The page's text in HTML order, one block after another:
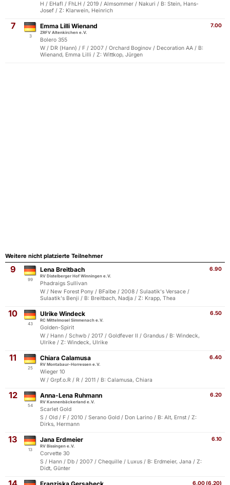
H / EHafl / FhLH / 2019 / Almsommer / Nakuri / B: Stein, Hans-
Josef / Z: Klarwein, Heinrich
7
3
7.00
Emma Lilli Wienand
ZRFV Altenkirchen e.V.
Bolero 355
W / DR (Hann) / F / 2007 / Orchard Boginov / Decoration AA / B:
Wienand, Emma Lilli / Z: Wittkop, Jürgen
Weitere nicht platzierte Teilnehmer
9
99
6.90
Lena Breitbach
RV Distelberger Hof Winningen e.V.
Phadraigs Sullivan
W / New Forest Pony / BFalbe / 2008 / Sulaatik's Versace /
Sulaatik's Benji / B: Breitbach, Nadja / Z: Krapp, Thea
10
43
6.50
Ulrike Windeck
RC Mittelmosel Simmenach e.V.
Golden-Spirit
W / Hann / Schwb / 2017 / Goldfever II / Grandus / B: Windeck,
Ulrike / Z: Windeck, Ulrike
11
25
6.40
Chiara Calamusa
RV Montabaur-Horressen e.V.
Wieger 10
W / Grpf.o.R / R / 2011 / B: Calamusa, Chiara
12
54
6.20
Anna-Lena Ruhmann
RV Kannenbäckerland e.V.
Scarlet Gold
S / Old / F / 2010 / Serano Gold / Don Larino / B: Alt, Ernst / Z:
Dirks, Hermann
13
13
6.10
Jana Erdmeier
RV Bissingen e.V.
Corvette 30
S / Hann / Db / 2007 / Chequille / Luxus / B: Erdmeier, Jana / Z:
Didt, Günter
6.00 (6.20)